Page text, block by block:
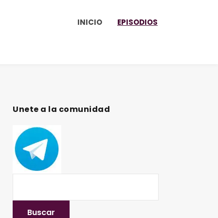
INICIO EPISODIOS
Unete a la comunidad